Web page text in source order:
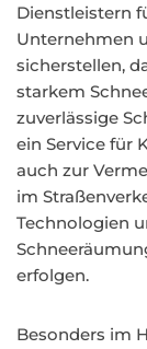
Dienstleistern
Unternehmen
sicherstellen,
starkem
zuverlässige
ein Service für
auch zur
im
Technologien
erfolgen.
Besonders im